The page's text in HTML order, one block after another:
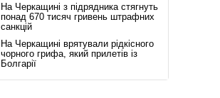
На Черкащині з підрядника стягнуть
понад 670 тисяч гривень штрафних
санкцій
На Черкащині врятували рідкісного
чорного грифа, який прилетів із
Болгарії